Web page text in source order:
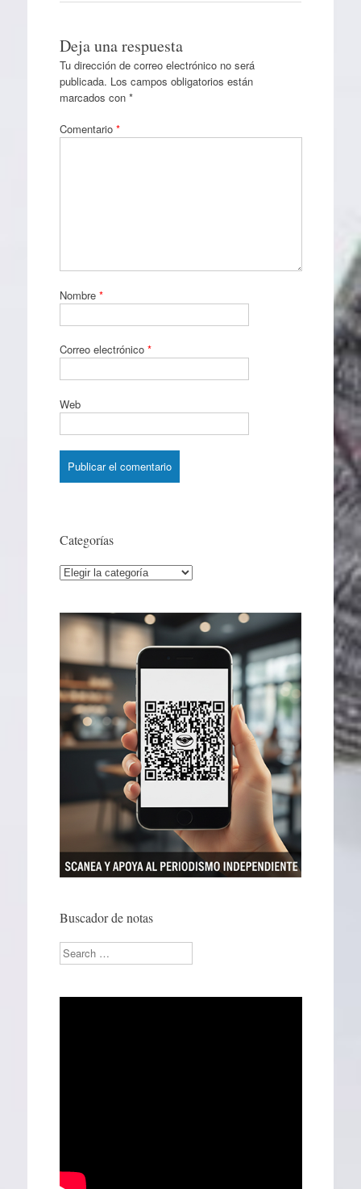
Deja una respuesta
Tu dirección de correo electrónico no será
publicada. Los campos obligatorios están
marcados con *
Comentario *
Nombre *
Correo electrónico *
Web
Categorías
Categorías
Buscador de notas
Search